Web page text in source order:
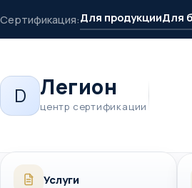
Сертификация:Для продукцииДля
D Легион
центр сертификации
Услуги